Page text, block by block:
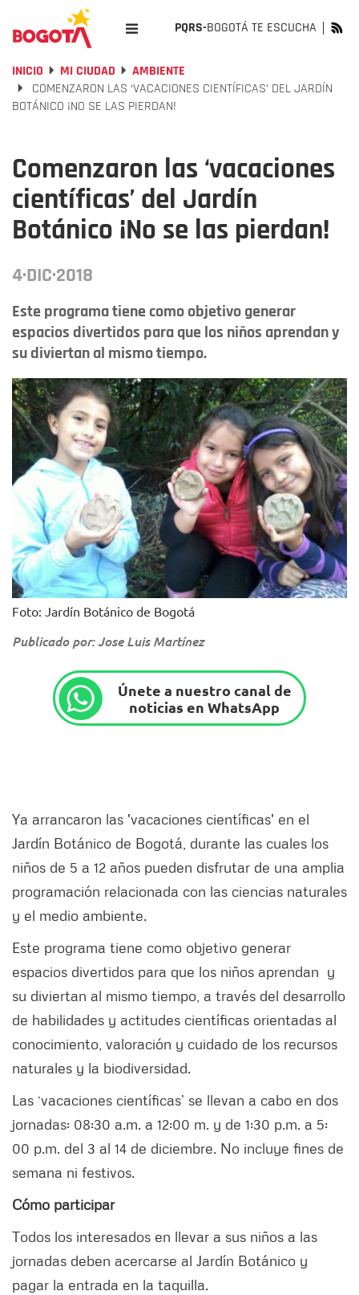
PQRS-BOGOTÁ TE ESCUCHA
INICIO MI CIUDAD
AMBIENTE
COMENZARON LAS ‘VACACIONES CIENTÍFICAS’ DEL JARDÍN
BOTÁNICO ¡NO SE LAS PIERDAN!
Comenzaron las ‘vacaciones
científicas’ del Jardín
Botánico ¡No se las pierdan!
4·DIC·2018
Este programa tiene como objetivo generar
espacios divertidos para que los niños aprendan y
su diviertan al mismo tiempo.
Foto: Jardín Botánico de Bogotá
Publicado por: Jose Luis Martínez
Únete a nuestro canal de
noticias en WhatsApp
Ya arrancaron las 'vacaciones científicas' en el
Jardín Botánico de Bogotá, durante las cuales los
niños de 5 a 12 años pueden disfrutar de una amplia
programación relacionada con las ciencias naturales
y el medio ambiente.
Este programa tiene como objetivo generar
espacios divertidos para que los niños aprendan y
su diviertan al mismo tiempo, a través del desarrollo
de habilidades y actitudes científicas orientadas al
conocimiento, valoración y cuidado de los recursos
naturales y la biodiversidad.
Las ‘vacaciones científicas’ se llevan a cabo en dos
jornadas: 08:30 a.m. a 12:00 m. y de 1:30 p.m. a 5:
00 p.m. del 3 al 14 de diciembre. No incluye fines de
semana ni festivos.
Cómo participar
Todos los interesados en llevar a sus niños a las
jornadas deben acercarse al Jardín Botánico y
pagar la entrada en la taquilla.